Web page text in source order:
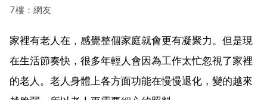
7樓：網友
家裡有老人在，感覺整個家庭就會更有凝聚力。但是現
在生活節奏快，很多年輕人會因為工作太忙忽視了家裡
的老人。老人身體上各方面功能在慢慢退化，變的越來